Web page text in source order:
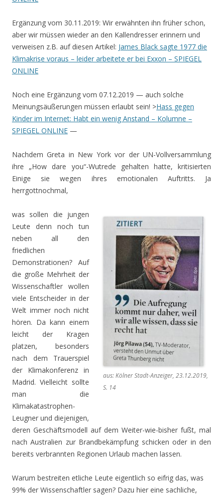
Ergänzung vom 30.11.2019: Wir erwähnten ihn früher schon,
aber wir müssen wieder an den Kallendresser erinnern und
verweisen z.B. auf diesen Artikel: James Black sagte 1977 die
Klimakrise voraus – leider arbeitete er bei Exxon – SPIEGEL
ONLINE
Noch eine Ergänzung vom 07.12.2019 — auch solche
Meinungsäußerungen müssen erlaubt sein! >Hass gegen
Kinder im Internet: Habt ein wenig Anstand – Kolumne –
SPIEGEL ONLINE —
Nachdem Greta in New York vor der UN-Vollversammlung
ihre „How dare you“-Wutrede gehalten hatte, kritisierten
Einige sie wegen ihres emotionalen Auftritts. Ja
herrgottnochmal,
aus: Kölner Stadt-Anzeiger, 23.12.2019,
S. 14
was sollen die jungen
Leute denn noch tun
neben all den
friedlichen
Demonstrationen? Auf
die große Mehrheit der
Wissenschaftler wollen
viele Entscheider in der
Welt immer noch nicht
hören. Da kann einem
leicht der Kragen
platzen, besonders
nach dem Trauerspiel
der Klimakonferenz in
Madrid. Vielleicht sollte
man die
Klimakatastrophen-
Leugner und diejenigen,
deren Geschäftsmodell auf dem Weiter-wie-bisher fußt, mal
nach Australien zur Brandbekämpfung schicken oder in den
bereits verbrannten Regionen Urlaub machen lassen.
Warum bestreiten etliche Leute eigentlich so eifrig das, was
99% der Wissenschaftler sagen? Dazu hier eine sachliche,